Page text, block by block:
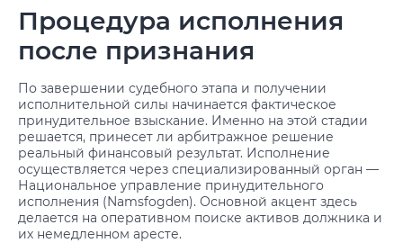
Процедура исполнения
после признания
По завершении судебного этапа и получении
исполнительной силы начинается фактическое
принудительное взыскание. Именно на этой стадии
решается, принесет ли арбитражное решение
реальный финансовый результат. Исполнение
осуществляется через специализированный орган —
Национальное управление принудительного
исполнения (Namsfogden). Основной акцент здесь
делается на оперативном поиске активов должника и
их немедленном аресте.